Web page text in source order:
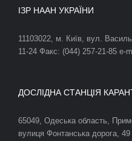
ІЗР НААН УКРАЇНИ
11103022, м. Київ, вул.
11-24 Факс: (044) 257-21-85 e-
ДОСЛІДНА СТАНЦІЯ
65049, Одеська область,
вулиця Фонтанська дорога,